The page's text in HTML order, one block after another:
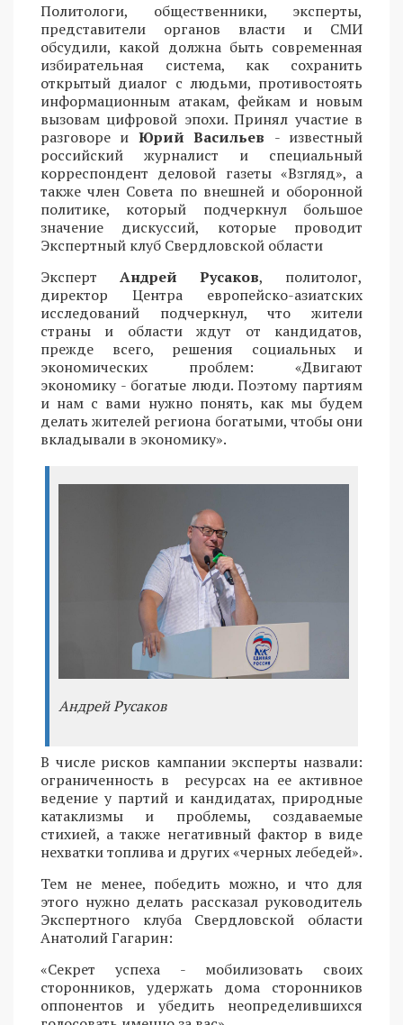
Политологи, общественники, эксперты,
представители органов власти и СМИ
обсудили, какой должна быть современная
избирательная система, как сохранить
открытый диалог с людьми, противостоять
информационным атакам, фейкам и новым
вызовам цифровой эпохи. Принял участие в
разговоре и Юрий Васильев - известный
российский журналист и специальный
корреспондент деловой газеты «Взгляд», а
также член Совета по внешней и оборонной
политике, который подчеркнул большое
значение дискуссий, которые проводит
Экспертный клуб Свердловской области
Эксперт Андрей Русаков, политолог,
директор Центра европейско-азиатских
исследований подчеркнул, что жители
страны и области ждут от кандидатов,
прежде всего, решения социальных и
экономических проблем: «Двигают
экономику - богатые люди. Поэтому партиям
и нам с вами нужно понять, как мы будем
делать жителей региона богатыми, чтобы они
вкладывали в экономику».
Андрей Русаков
В числе рисков кампании эксперты назвали:
ограниченность в ресурсах на ее активное
ведение у партий и кандидатах, природные
катаклизмы и проблемы, создаваемые
стихией, а также негативный фактор в виде
нехватки топлива и других «черных лебедей».
Тем не менее, победить можно, и что для
этого нужно делать рассказал руководитель
Экспертного клуба Свердловской области
Анатолий Гагарин:
«Секрет успеха - мобилизовать своих
сторонников, удержать дома сторонников
оппонентов и убедить неопределившихся